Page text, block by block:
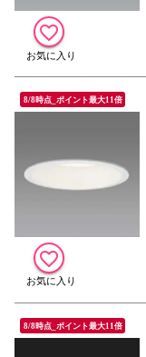
8/8時点_ポイント最大11倍
8/8時点_ポイント最大11倍